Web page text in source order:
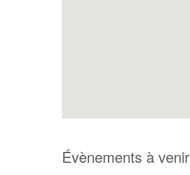
Évènements à venir